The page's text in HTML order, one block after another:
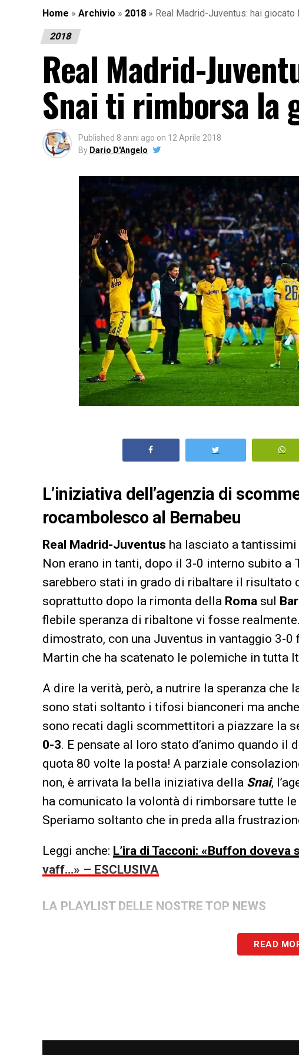
Home » Archivio » 2018 » Real Madrid-Juventus: hai
2018
Real Madrid-
Snai ti rimborsa la
Published 8 anni ago on 12 Aprile 2018
By Dario D'Angelo
L’iniziativa dell’agenzia di
rocambolesco al Bernabeu
Real Madrid-Juventus ha lasciato a
Non erano in tanti, dopo il 3-0 interno subito a
sarebbero stati in grado di ribaltare il risultato
soprattutto dopo la rimonta della Roma sul
flebile speranza di ribaltone vi fosse
dimostrato, con una Juventus in vantaggio 3-
Martin che ha scatenato le polemiche in tutta
A dire la verità, però, a nutrire la speranza che
sono stati soltanto i tifosi bianconeri ma
sono recati dagli scommettitori a piazzare la
0-3. E pensate al loro stato d’animo quando il
quota 80 volte la posta! A parziale
non, è arrivata la bella iniziativa della Snai,
ha comunicato la volontà di rimborsare tutte
Speriamo soltanto che in preda alla
Leggi anche: L’ira di Tacconi: «Buffon doveva
vaff…» – ESCLUSIVA
LA PLAYLIST DELLE NOSTRE TOP NEWS
READ